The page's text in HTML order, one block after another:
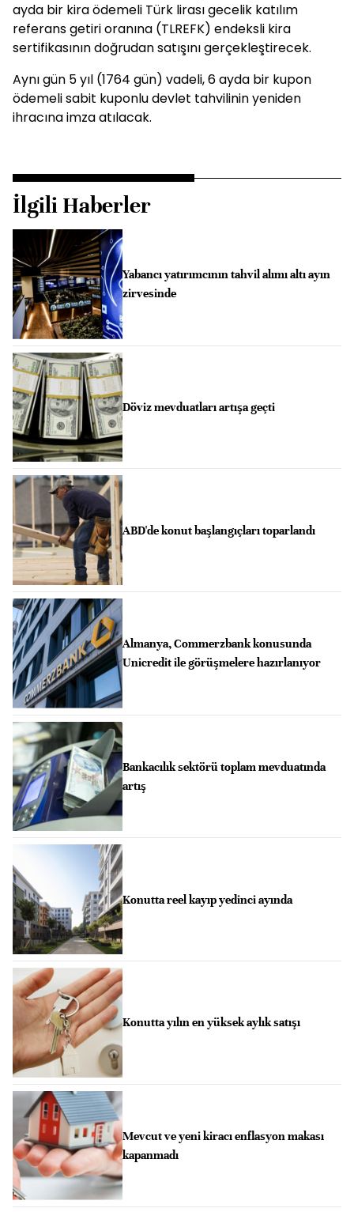
ayda bir kira ödemeli Türk lirası gecelik katılım
referans getiri oranına (TLREFK) endeksli kira
sertifikasının doğrudan satışını gerçekleştirecek.
Aynı gün 5 yıl (1764 gün) vadeli, 6 ayda bir kupon
ödemeli sabit kuponlu devlet tahvilinin yeniden
ihracına imza atılacak.
İlgili Haberler
Yabancı yatırımcının tahvil alımı altı ayın
zirvesinde
Döviz mevduatları artışa geçti
ABD'de konut başlangıçları toparlandı
Almanya, Commerzbank konusunda
Unicredit ile görüşmelere hazırlanıyor
Bankacılık sektörü toplam mevduatında
artış
Konutta reel kayıp yedinci ayında
Konutta yılın en yüksek aylık satışı
Mevcut ve yeni kiracı enflasyon makası
kapanmadı